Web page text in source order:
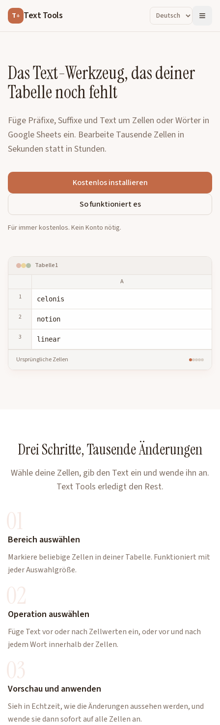
T+ Text Tools
Das Text-Werkzeug, das deiner
Tabelle noch fehlt
Füge Präfixe, Suffixe und Text um Zellen oder Wörter in
Google Sheets ein. Bearbeite Tausende Zellen in
Sekunden statt in Stunden.
Kostenlos installieren
So funktioniert es
Für immer kostenlos. Kein Konto nötig.
Tabelle1
A
1
celonis
2 notion
3 linear
Ursprüngliche Zellen
Drei Schritte, Tausende Änderungen
Wähle deine Zellen, gib den Text ein und wende ihn an.
Text Tools erledigt den Rest.
01
Bereich auswählen
Markiere beliebige Zellen in deiner Tabelle. Funktioniert mit
jeder Auswahlgröße.
02
Operation auswählen
Füge Text vor oder nach Zellwerten ein, oder vor und nach
jedem Wort innerhalb der Zellen.
03
Vorschau und anwenden
Sieh in Echtzeit, wie die Änderungen aussehen werden, und
wende sie dann sofort auf alle Zellen an.